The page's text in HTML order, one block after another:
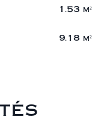
1.53 m²
9.18 m²